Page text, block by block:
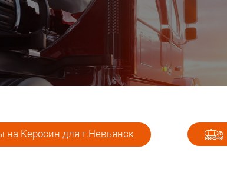
на Керосин для г.Невьянск